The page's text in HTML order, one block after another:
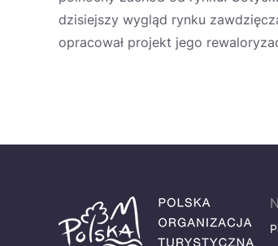
dzisiejszy wygląd rynku
opracował projekt jego